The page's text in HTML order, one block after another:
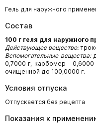
Гель для наружного
Состав
100 г геля для наружного
Действующее вещество:
Вспомогательные вещества:
0,7000 г, карбомер – 0,6000
очищенной до 100,0000 г.
Условия отпуска
Отпускается без рецепта
Показания к